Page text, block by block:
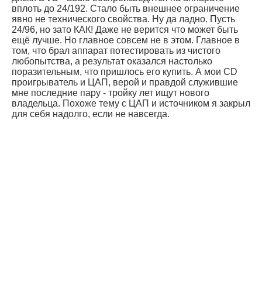
вплоть до 24/192. Стало быть внешнее ограничение
явно не технического свойства. Ну да ладно. Пусть
24/96, но зато КАК! Даже не верится что может быть
ещё лучше. Но главное совсем не в этом. Главное в
том, что брал аппарат потестировать из чистого
любопытства, а результат оказался настолько
поразительным, что пришлось его купить. А мои CD
проигрыватель и ЦАП, верой и правдой служившие
мне последние пару - тройку лет ищут нового
владельца. Похоже тему с ЦАП и источником я закрыл
для себя надолго, если не навсегда.